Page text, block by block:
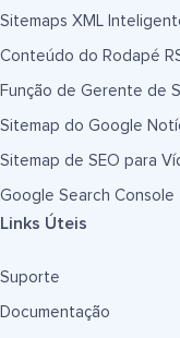
Sitemaps XML
Conteúdo do Rodapé
Função de Gerente de
Sitemap do Google
Sitemap de SEO para
Google Search Console
Links Úteis
Suporte
Documentação